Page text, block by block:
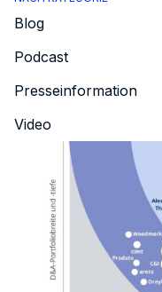
Blog
Podcast
Presseinformation
Video